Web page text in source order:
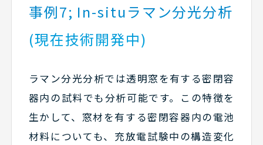
事例7; In-situラマン分光分析
(現在技術開発中)
ラマン分光分析では透明窓を有する密閉容
器内の試料でも分析可能です。この特徴を
生かして、窓材を有する密閉容器内の電池
材料についても、充放電試験中の構造変化